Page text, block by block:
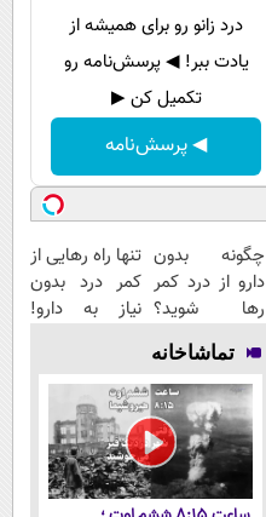
درد زانو رو برای همیشه از
یادت ببر! ◀ پرسش‌نامه رو
تکمیل کن ▶
◀ پرسش‌نامه
چگونه بدون
دارو از درد کمر
رها شوید؟
(◂پرسش‌نامه
رو پرکن)
تنها راه رهایی از
کمر درد بدون
نیاز به دارو!
تماشاخانه